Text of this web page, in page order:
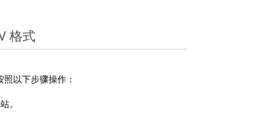
格式
以下步骤操作：
。